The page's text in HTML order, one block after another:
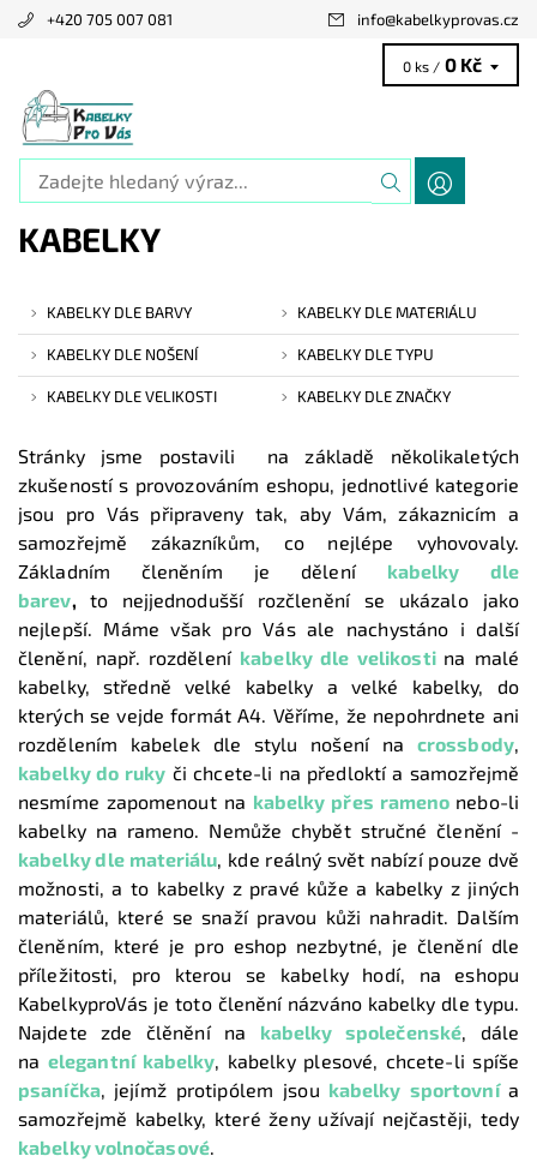
+420 705 007 081 info@kabelkyprovas.cz
0 ks / 0 Kč
KABELKY
KABELKY DLE BARVY KABELKY DLE MATERIÁLU
KABELKY DLE NOŠENÍ KABELKY DLE TYPU
KABELKY DLE VELIKOSTI KABELKY DLE ZNAČKY
Stránky jsme postavili na základě několikaletých
zkušeností s provozováním eshopu, jednotlivé kategorie
jsou pro Vás připraveny tak, aby Vám, zákaznicím a
samozřejmě zákazníkům, co nejlépe vyhovovaly.
Základním členěním je dělení kabelky dle
barev, to nejjednodušší rozčlenění se ukázalo jako
nejlepší. Máme však pro Vás ale nachystáno i další
členění, např. rozdělení kabelky dle velikosti na malé
kabelky, středně velké kabelky a velké kabelky, do
kterých se vejde formát A4. Věříme, že nepohrdnete ani
rozdělením kabelek dle stylu nošení na crossbody,
kabelky do ruky či chcete-li na předloktí a samozřejmě
nesmíme zapomenout na kabelky přes rameno nebo-li
kabelky na rameno. Nemůže chybět stručné členění -
kabelky dle materiálu, kde reálný svět nabízí pouze dvě
možnosti, a to kabelky z pravé kůže a kabelky z jiných
materiálů, které se snaží pravou kůži nahradit. Dalším
členěním, které je pro eshop nezbytné, je členění dle
příležitosti, pro kterou se kabelky hodí, na eshopu
KabelkyproVás je toto členění názváno kabelky dle typu.
Najdete zde člěnění na kabelky společenské, dále
na elegantní kabelky, kabelky plesové, chcete-li spíše
psaníčka, jejímž protipólem jsou kabelky sportovní a
samozřejmě kabelky, které ženy užívají nejčastěji, tedy
kabelky volnočasové.